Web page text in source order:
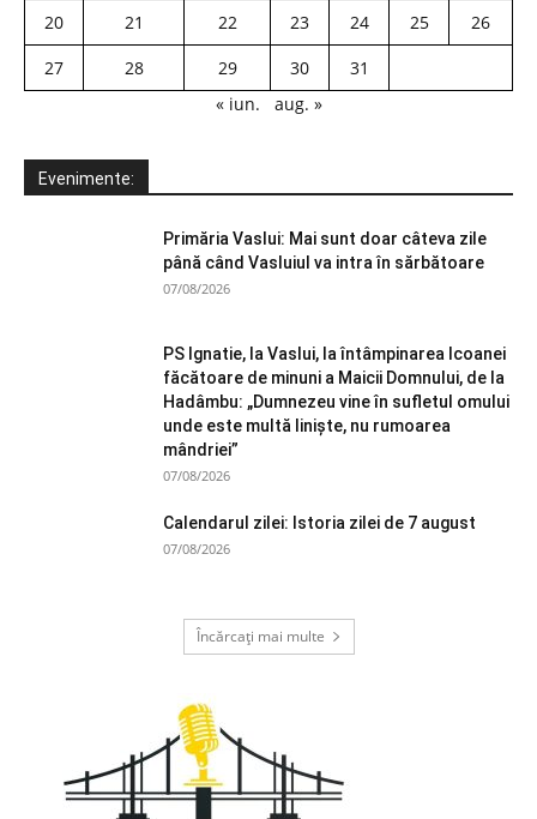
20
21 22 23 24 25
26
27
28 29 30
31
« iun.
aug. »
Evenimente:
Primăria Vaslui: Mai sunt doar câteva zile
până când Vasluiul va intra în sărbătoare
07/08/2026
PS Ignatie, la Vaslui, la întâmpinarea Icoanei
făcătoare de minuni a Maicii Domnului, de la
Hadâmbu: „Dumnezeu vine în sufletul omului
unde este multă liniște, nu rumoarea
mândriei”
07/08/2026
Calendarul zilei: Istoria zilei de 7 august
07/08/2026
Încărcați mai multe